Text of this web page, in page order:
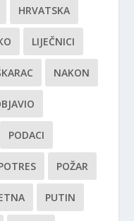
HRVATSKA
LIJEČNICI
NAKON
PODACI
POŽAR
PUTIN